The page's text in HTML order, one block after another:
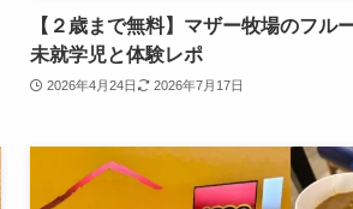
【２歳まで無料】マザー牧場のフル
未就学児と体験レポ
2026年4月24日 2026年7月17日